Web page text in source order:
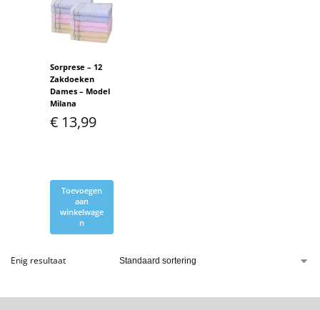
Sorprese – 12
Zakdoeken
Dames – Model
Milana
€ 13,99
Toevoegen
aan
winkelwage
n
Enig resultaat